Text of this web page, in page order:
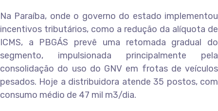
Na Paraíba, onde o governo do estado implementou
incentivos tributários, como a redução da alíquota de
ICMS, a PBGÁS prevê uma retomada gradual do
segmento, impulsionada principalmente pela
consolidação do uso do GNV em frotas de veículos
pesados. Hoje a distribuidora atende 35 postos, com
consumo médio de 47 mil m3/dia.